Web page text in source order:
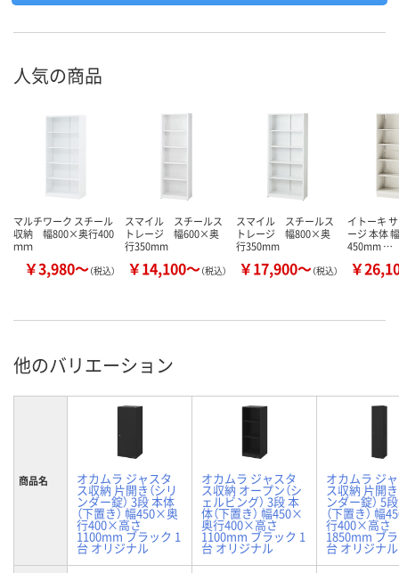
人気の商品
マルチワーク スチール
収納 幅800×奥行400
ｍｍ
￥3,980～（税込）
スマイル スチールス
トレージ 幅600×奥
行350mm
￥14,100～（税込）
スマイル スチールス
トレージ 幅800×奥
行350mm
￥17,900～（税込）
イトーキ
ージ 本体
450mm …
￥
他のバリエーション
商品名 オカムラ ジャスタ
ス収納 片開き（シリ
ンダー錠） 3段 本体
（下置き） 幅450×奥
行400×高さ
1100mm ブラック 1
台 オリジナル
オカムラ ジャスタ
ス収納 オープン（シ
ェルビング） 3段 本
体（下置き） 幅450×
奥行400×高さ
1100mm ブラック 1
台 オリジナル
オカムラ ジ
ス収納 片開き
ンダー錠） 5
（下置き） 幅
行400×高さ
1850mm ブ
台 オリジナル